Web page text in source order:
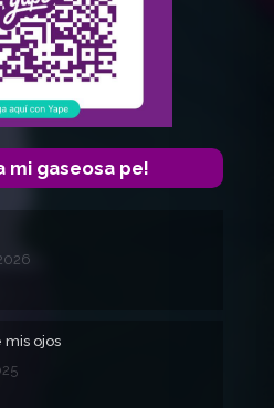
mi gaseosa pe!
mis ojos